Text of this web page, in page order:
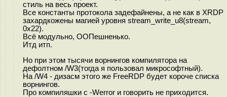
стиль на весь проект.
Все константы протокола задефайнены, а не как в XRDP
захардкожены магией уровня stream_write_u8(stream,
0x22).
Всё модульно, ООПешненько.
Итд итп.
Но при этом тысячи ворнингов компилятора на
дефолтном /W3(тогда я пользовал микрософтный).
На /W4 - дизасм этого же FreeRDP будет короче списка
ворнингов.
Про компиляшки с -Werror и говорить не приходится.